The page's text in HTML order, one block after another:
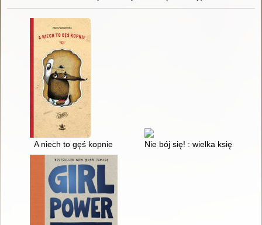
A niech to gęś kopnie Nie bój się! : wielka księga